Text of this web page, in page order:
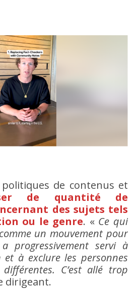
de contenus et
de quantité de
des sujets tels
ou le genre. « Ce qui
un mouvement pour
progressivement servi à
et à exclure les personnes
C’est allé trop
dirigeant.